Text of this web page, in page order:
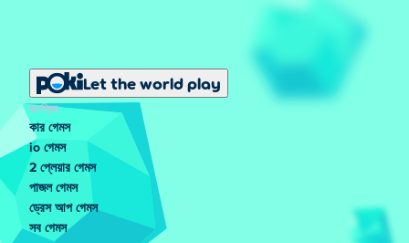
Let the world play
জনপ্রিয়
কার গেমস
io গেমস
2 প্লেয়ার গেমস
পাজল গেমস
ড্রেস আপ গেমস
সব গেমস